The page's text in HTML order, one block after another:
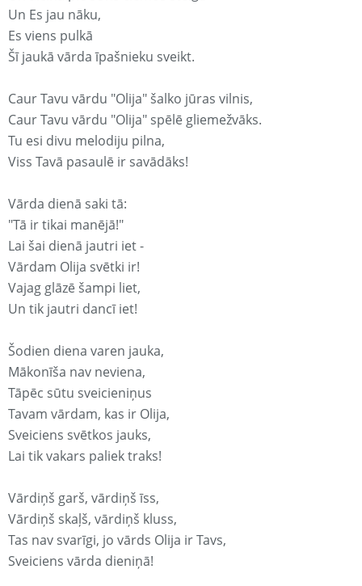
Un Es jau nāku,
Es viens pulkā
Šī jaukā vārda īpašnieku sveikt.
Caur Tavu vārdu "Olija" šalko jūras vilnis,
Caur Tavu vārdu "Olija" spēlē gliemežvāks.
Tu esi divu melodiju pilna,
Viss Tavā pasaulē ir savādāks!
Vārda dienā saki tā:
"Tā ir tikai manējā!"
Lai šai dienā jautri iet -
Vārdam Olija svētki ir!
Vajag glāzē šampi liet,
Un tik jautri dancī iet!
Šodien diena varen jauka,
Mākonīša nav neviena,
Tāpēc sūtu sveicieniņus
Tavam vārdam, kas ir Olija,
Sveiciens svētkos jauks,
Lai tik vakars paliek traks!
Vārdiņš garš, vārdiņš īss,
Vārdiņš skaļš, vārdiņš kluss,
Tas nav svarīgi, jo vārds Olija ir Tavs,
Sveiciens vārda dieniņā!